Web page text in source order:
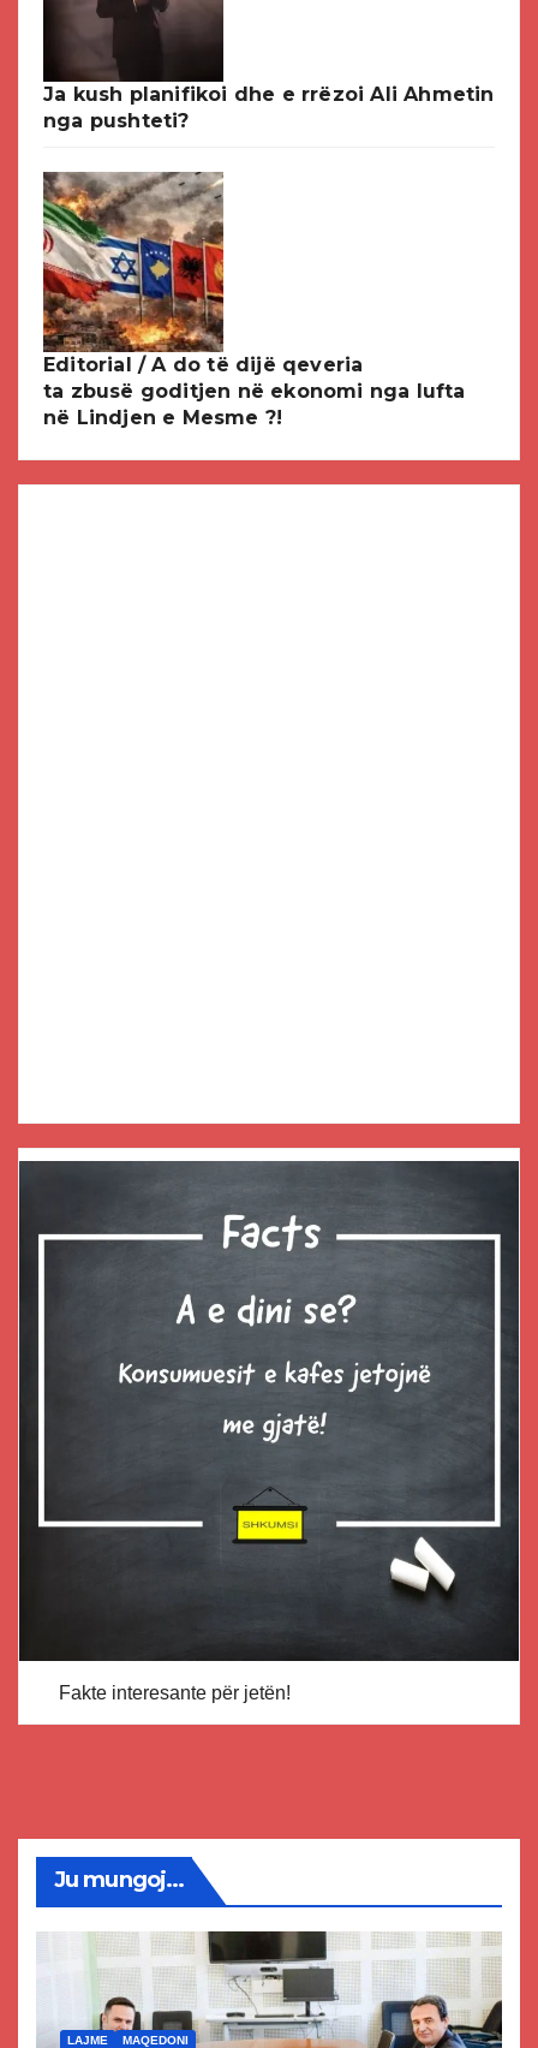
Ja kush planifikoi dhe e rrëzoi Ali Ahmetin
nga pushteti?
Editorial / A do të dijë qeveria
ta zbusë goditjen në ekonomi nga lufta
në Lindjen e Mesme ?!
Fakte interesante për jetën!
Ju mungoj...
LAJME MAQEDONI